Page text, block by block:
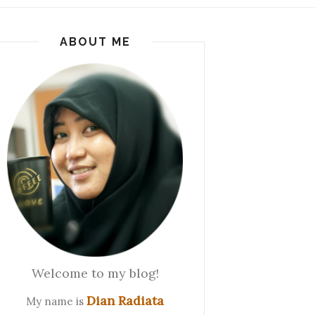
ABOUT ME
Welcome to my blog!
My name is Dian Radiata